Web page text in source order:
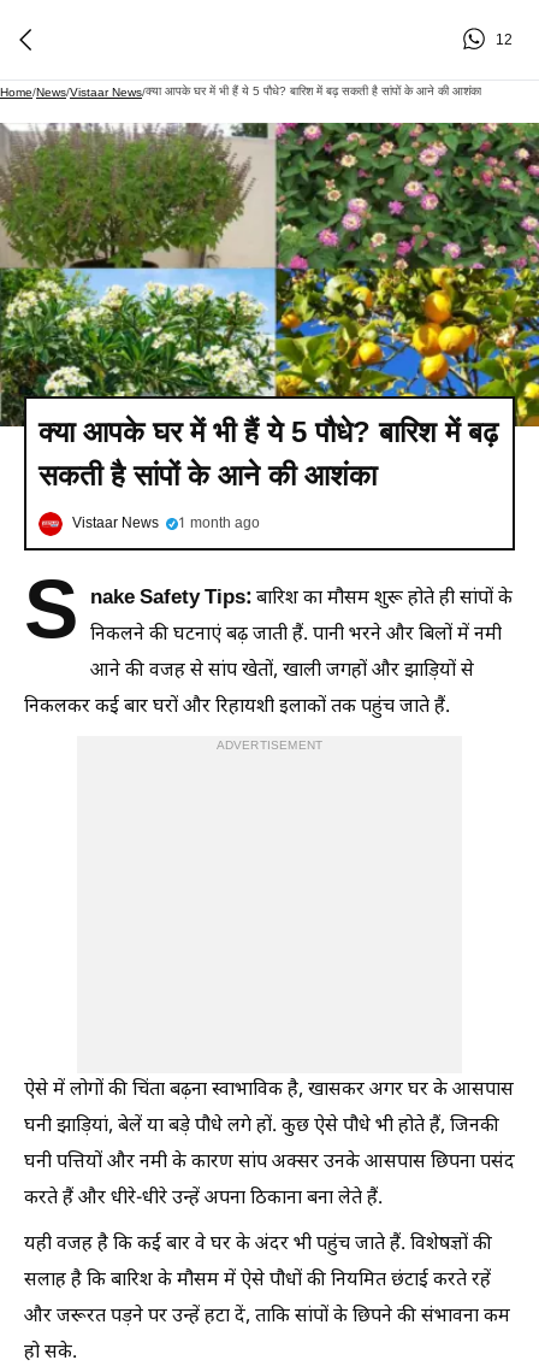
12
Home/News/Vistaar News/क्या आपके घर में भी हैं ये 5 पौधे? बारिश में बढ़ सकती है सांपों के आने की आशंका
क्या आपके घर में भी हैं ये 5 पौधे? बारिश में बढ़
सकती है सांपों के आने की आशंका
Vistaar News 1 month ago
S nake Safety Tips:बारिश का मौसम शुरू होते ही सांपों के
निकलने की घटनाएं बढ़ जाती हैं. पानी भरने और बिलों में नमी
आने की वजह से सांप खेतों, खाली जगहों और झाड़ियों से
निकलकर कई बार घरों और रिहायशी इलाकों तक पहुंच जाते हैं.
ADVERTISEMENT
ऐसे में लोगों की चिंता बढ़ना स्वाभाविक है, खासकर अगर घर के आसपास
घनी झाड़ियां, बेलें या बड़े पौधे लगे हों. कुछ ऐसे पौधे भी होते हैं, जिनकी
घनी पत्तियों और नमी के कारण सांप अक्सर उनके आसपास छिपना पसंद
करते हैं और धीरे-धीरे उन्हें अपना ठिकाना बना लेते हैं.
यही वजह है कि कई बार वे घर के अंदर भी पहुंच जाते हैं. विशेषज्ञों की
सलाह है कि बारिश के मौसम में ऐसे पौधों की नियमित छंटाई करते रहें
और जरूरत पड़ने पर उन्हें हटा दें, ताकि सांपों के छिपने की संभावना कम
हो सके.